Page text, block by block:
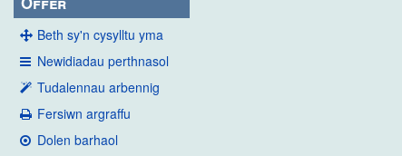
Beth sy'n cysylltu yma
Newidiadau perthnasol
Tudalennau arbennig
Fersiwn argraffu
Dolen barhaol